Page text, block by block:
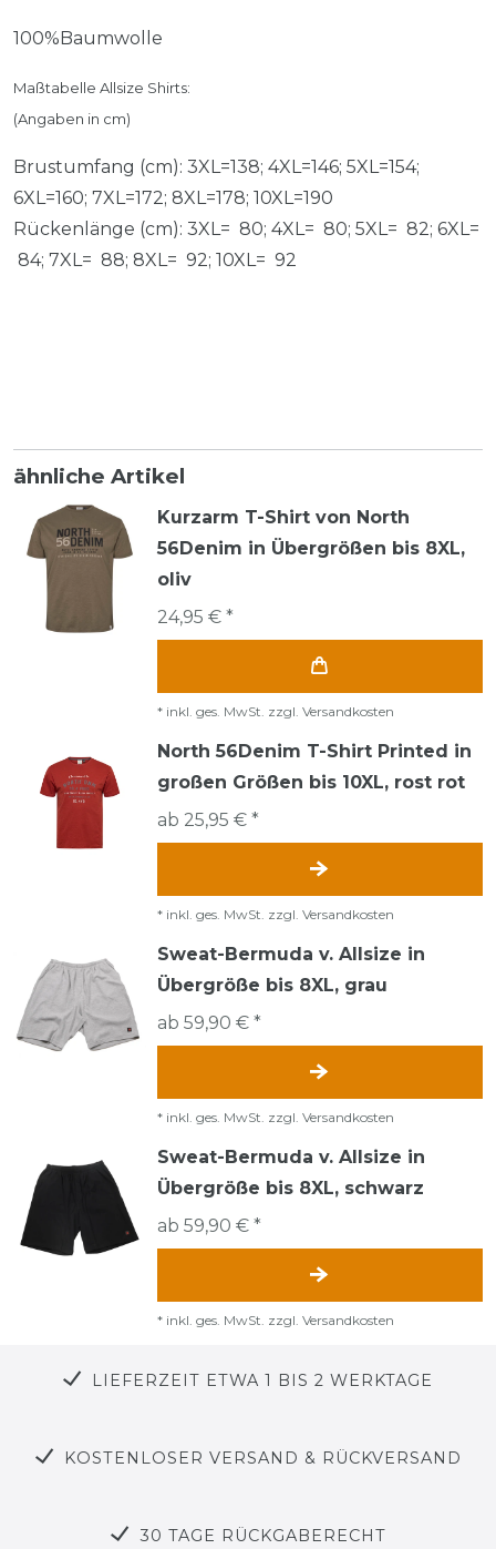
100%Baumwolle
Maßtabelle Allsize Shirts:
(Angaben in cm)
Brustumfang (cm): 3XL=138; 4XL=146; 5XL=154;
6XL=160; 7XL=172; 8XL=178; 10XL=190
Rückenlänge (cm): 3XL= 80; 4XL= 80; 5XL= 82; 6XL=
84; 7XL= 88; 8XL= 92; 10XL= 92
ähnliche Artikel
Kurzarm T-Shirt von North
56Denim in Übergrößen bis 8XL,
oliv
24,95 € *
* inkl. ges. MwSt. zzgl. Versandkosten
North 56Denim T-Shirt Printed in
großen Größen bis 10XL, rost rot
ab 25,95 € *
* inkl. ges. MwSt. zzgl. Versandkosten
Sweat-Bermuda v. Allsize in
Übergröße bis 8XL, grau
ab 59,90 € *
* inkl. ges. MwSt. zzgl. Versandkosten
Sweat-Bermuda v. Allsize in
Übergröße bis 8XL, schwarz
ab 59,90 € *
* inkl. ges. MwSt. zzgl. Versandkosten
LIEFERZEIT ETWA 1 BIS 2 WERKTAGE
KOSTENLOSER VERSAND & RÜCKVERSAND
30 TAGE RÜCKGABERECHT